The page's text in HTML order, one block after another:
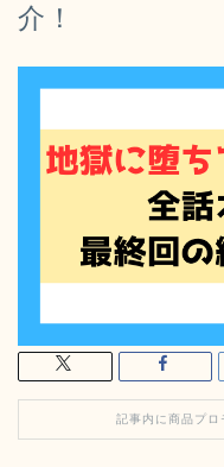
介！
記事内に商品プロ